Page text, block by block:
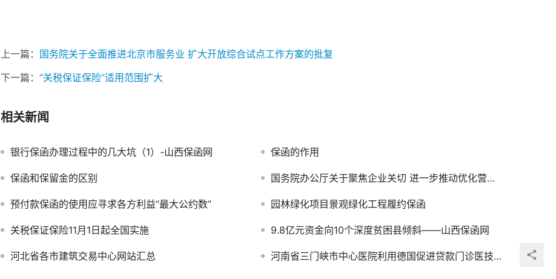
上一篇： 国务院关于全面推进北京市服务业 扩大开放综合试点工作方案的批复
下一篇： “关税保证保险”适用范围扩大
相关新闻
银行保函办理过程中的几大坑（1）-山西保函网 保函的作用
保函和保留金的区别 国务院办公厅关于聚焦企业关切 进一步推动优化营商环境政策落实的通知
预付款保函的使用应寻求各方利益“最大公约数” 园林绿化项目景观绿化工程履约保函
关税保证保险11月1日起全国实施 9.8亿元资金向10个深度贫困县倾斜——山西保函网
河北省各市建筑交易中心网站汇总 河南省三门峡市中心医院利用德国促进贷款门诊医技楼建设项目投标保函